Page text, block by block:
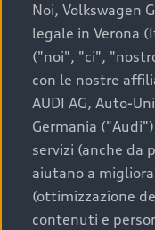
A breve verrai
Audi Center o
che ti
La qualità
un’auto
Noi, Volkswagen
legale in Verona
("noi", "ci",
con le nostre
AUDI AG, Auto-
Germania
servizi (anche da
aiutano a
(ottimizzazione
contenuti e